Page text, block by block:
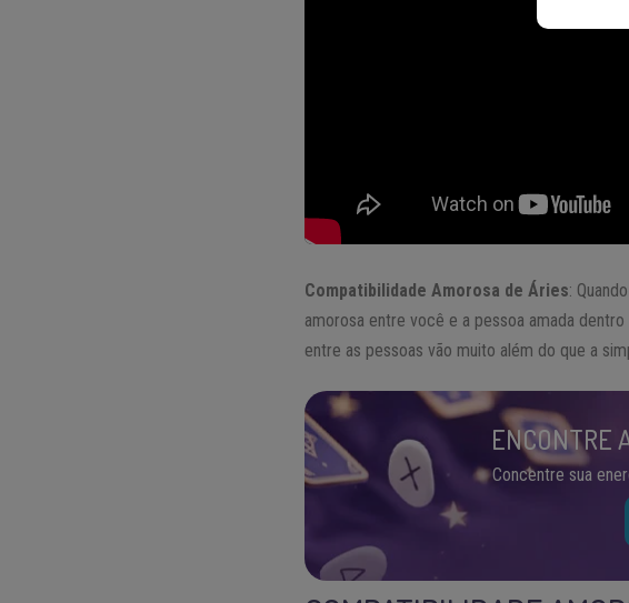
Compatibilidade Amorosa de Áries:
amorosa entre você e a pessoa amada
entre as pessoas vão muito além do que a
ENCONTRE
Concentre sua